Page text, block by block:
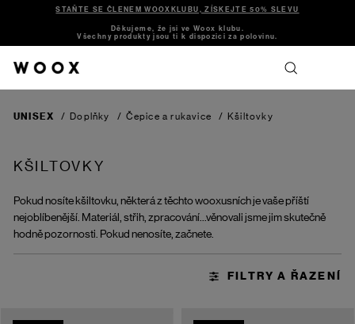
STAŇTE SE ČLENEM WOOXKLUBU, ZÍSKEJTE 50% SLEVU
Děkujeme, že jsi ve Woox klubu.
Všechny produkty jsou ti k dispozici za polovinu.
UNISEX / Doplňky / Čepice a rukavice / Kšiltovky
KŠILTOVKY
Pokud nosíte kšiltovku, některá z těchto wooxusních je vaše příští
nejoblíbenější. Materiál, střih, zpracování...věnovali jsme jim skutečně
hodně pozornosti. Pokud nenosíte, začnete.